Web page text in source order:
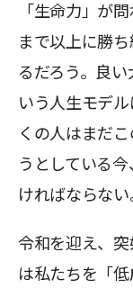
「生命力」が
まで以上に勝
るだろう。良
いう人生モデ
くの人はまだ
うとしている
ければならない
令和を迎え、
は私たちを「